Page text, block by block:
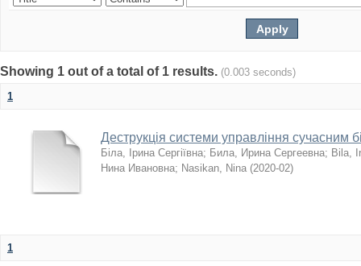
Showing 1 out of a total of 1 results. (0.003 seconds)
1
Деструкція системи управління сучасним
Біла, Ірина Сергіївна; Била, Ирина Сергеевна; Bila,
Нина Ивановна; Nasikan, Nina (2020-02)
1